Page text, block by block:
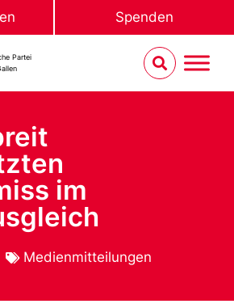
Spenden
Partei
im
Medienmitteilungen